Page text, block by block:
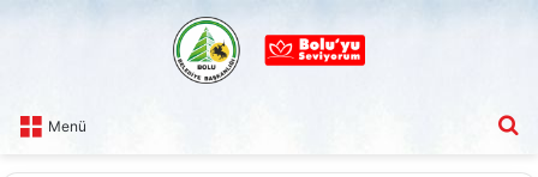
Menü